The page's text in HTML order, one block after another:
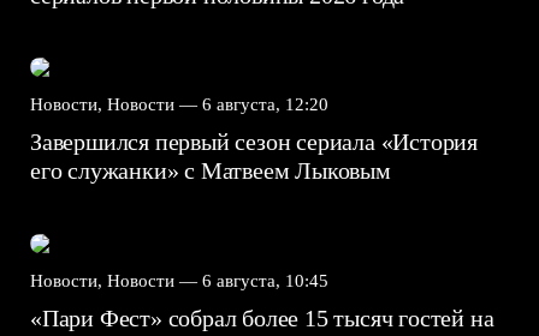
Новости, Новости — 6 августа, 12:20
Завершился первый сезон сериала «История
его служанки» с Матвеем Лыковым
Новости, Новости — 6 августа, 10:45
«Пари Фест» собрал более 15 тысяч гостей на